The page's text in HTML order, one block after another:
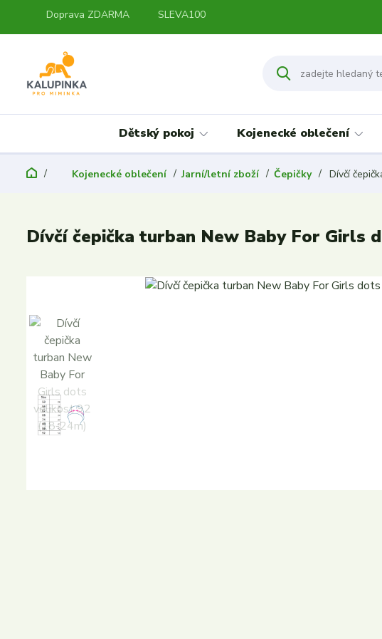
Doprava ZDARMA SLEVA100
Dětský pokoj Kojenecké oblečení
Kojenecké oblečení Jarní/letní zboží Čepičky Dívčí
Dívčí čepička turban New Baby For Girls